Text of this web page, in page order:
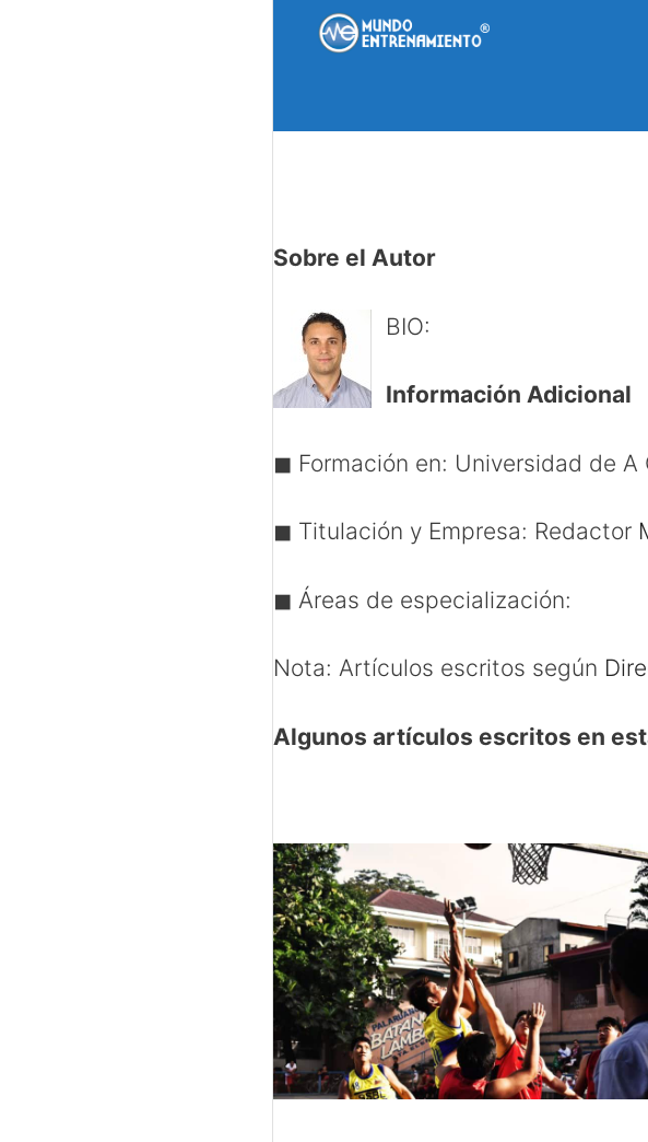
Saltar
Sobre el Autor
BIO:
Información Adicional
◼ Formación en: Universidad de A
◼ Titulación y Empresa: Redactor
◼ Áreas de especialización:
Nota: Artículos escritos según
Algunos artículos escritos en